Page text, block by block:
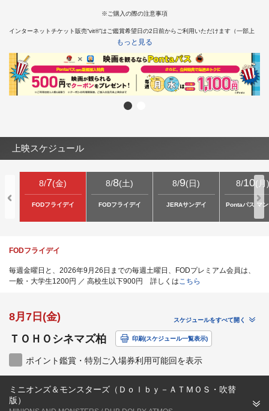
※ご購入の際の注意事項
インターネットチケット販売“vit®”はご鑑賞希望日の2日前からご利用いただけます（一部上
※千葉県では18歳未満の方は終映が23：00を過ぎる上映回は、保護者同伴であってもご入場
いただけません。
そのため、18歳未満の方はチケット購入はお受けできかねます。あらかじめご了承くださ
い。
インターネットチケット販売“vit®”より障がい者割引チケットをご購入希望のお客様は こちら
もっと見る
上映スケジュール
8/7(金)
FODフライデイ
8/8(土)
FODフライデイ
8/9(日)
JERAサンデイ
8/10( 月)
Pontaパス マン
FODフライデイ
毎週金曜日と、2026年9月26日までの毎週土曜日、FODプレミアム会員は、
一般・大学生1200円 ／ 高校生以下900円 詳しくはこちら
8月7日(金) スケジュールをすべて開く
ＴＯＨＯシネマズ柏 印刷(スケジュール一覧表示)
ポイント鑑賞・特別ご入場券利用可能回を表示
ミニオンズ＆モンスターズ（Ｄｏｌｂｙ－ＡＴＭＯＳ・吹替
版）